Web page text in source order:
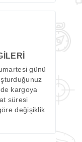
günü
kargoya
süresi
değişiklik